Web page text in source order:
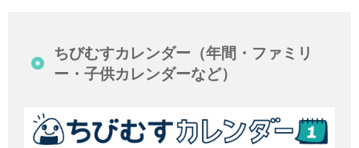
ちびむすカレンダー（年間・ファミリ
ー・子供カレンダーなど）